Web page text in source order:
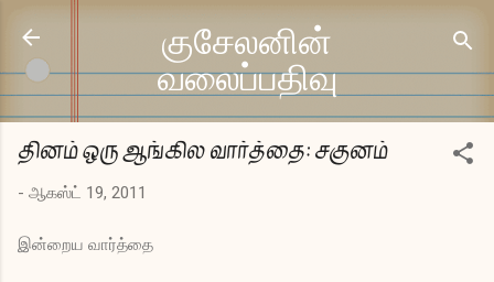
முதன்மை உள்ளடக்கத்திற்குச் செல்
குசேலனின்
வலைப்பதிவு
தினம் ஒரு ஆங்கில வார்த்தை: சகுனம்
- ஆகஸ்ட் 19, 2011
இன்றைய வார்த்தை